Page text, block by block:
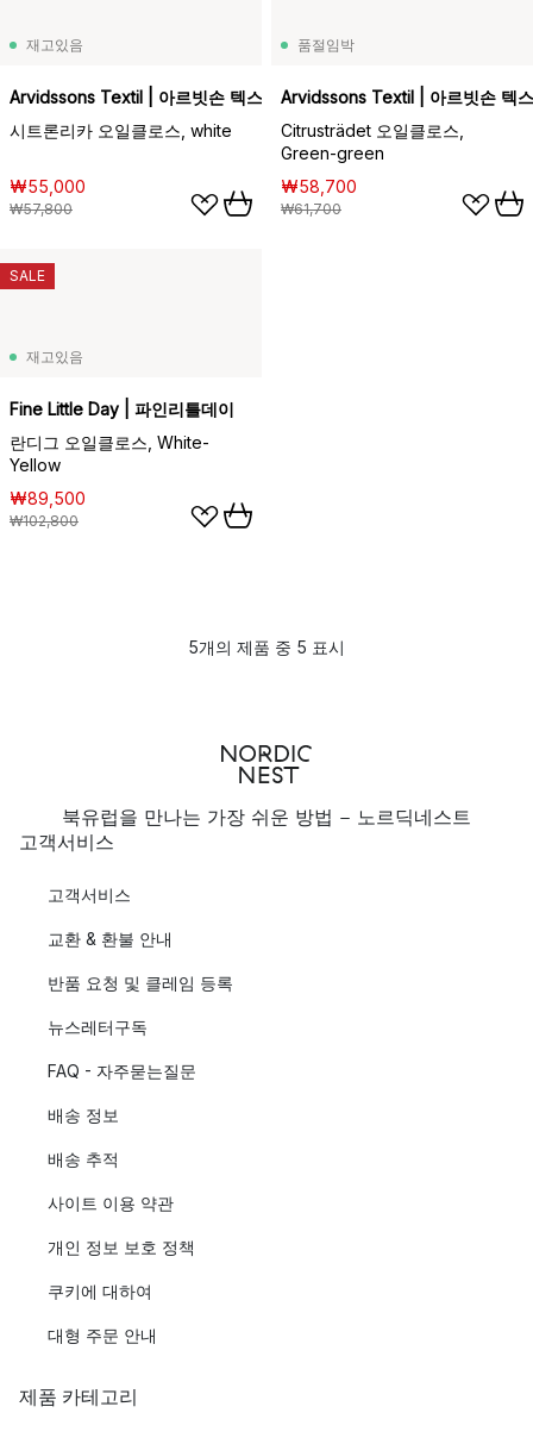
재고있음
Arvidssons Textil | 아르빗손 텍스타일
시트론리카 오일클로스, white
₩55,000
₩57,800
품절임박
Arvidssons Textil | 아르빗손 텍
Citrusträdet 오일클로스,
Green-green
₩58,700
₩61,700
재고있음
Fine Little Day | 파인리틀데이
란디그 오일클로스, White-
Yellow
₩89,500
₩102,800
SALE
5개의 제품 중 5 표시
북유럽을 만나는 가장 쉬운 방법 - 노르딕네스트
고객서비스
고객서비스
교환 & 환불 안내
반품 요청 및 클레임 등록
뉴스레터구독
FAQ - 자주묻는질문
배송 정보
배송 추적
사이트 이용 약관
개인 정보 보호 정책
쿠키에 대하여
대형 주문 안내
제품 카테고리